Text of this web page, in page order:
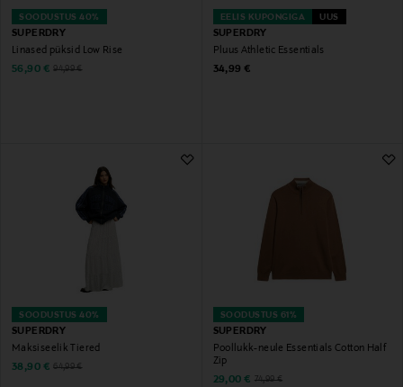
SOODUSTUS 40%
SUPERDRY
Linased püksid Low Rise
Discounted Price
56,90 € Original Price
94,99 €
EELIS KUPONGIGA UUS
SUPERDRY
Pluus Athletic Essentials
Original Price
34,99 €
SOODUSTUS 40%
SUPERDRY
Maksiseelik Tiered
Discounted Price
38,90 € Original Price
64,99 €
SOODUSTUS 61%
SUPERDRY
Poollukk-neule Essentials Cotton Half
Zip
Discounted Price
29,00 € Original Price
74,99 €